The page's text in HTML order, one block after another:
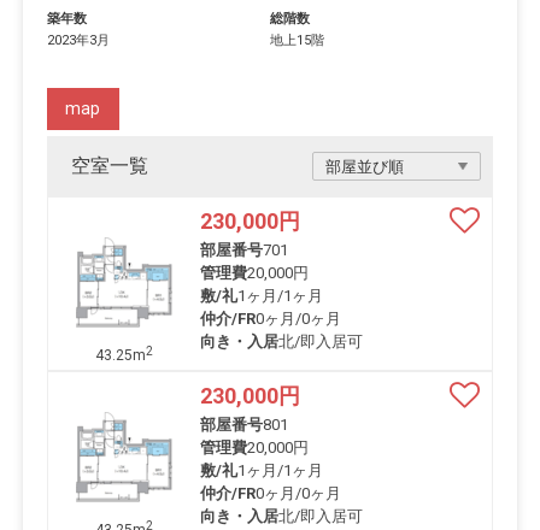
築年数
2023年3月
総階数
地上15階
空室一覧
map
43.25m2
230,000円
部屋番号701
管理費20,000円
敷/礼1ヶ月 /1ヶ月
仲介/FR0ヶ月 /0ヶ月
向き・入居北/即入居可
2
230,000円
部屋番号801
管理費20,000円
敷/礼1ヶ月 /1ヶ月
仲介/FR0ヶ月 /0ヶ月
向き・入居北/即入居可